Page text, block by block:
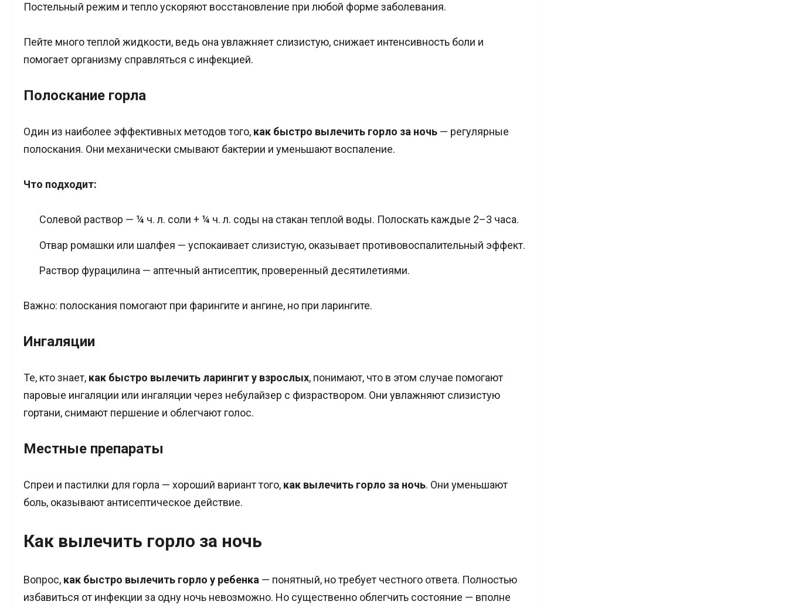
Постельный режим и тепло ускоряют восстановление при любой форме заболевания.
Пейте много теплой жидкости, ведь она увлажняет слизистую, снижает интенсивность боли и
помогает организму справляться с инфекцией.
Полоскание горла
Один из наиболее эффективных методов того, как быстро вылечить горло за ночь — регулярные
полоскания. Они механически смывают бактерии и уменьшают воспаление.
Что подходит:
Солевой раствор — ¼ ч. л. соли + ¼ ч. л. соды на стакан теплой воды. Полоскать каждые 2–3 часа.
Отвар ромашки или шалфея — успокаивает слизистую, оказывает противовоспалительный эффект.
Раствор фурацилина — аптечный антисептик, проверенный десятилетиями.
Важно: полоскания помогают при фарингите и ангине, но при ларингите.
Ингаляции
Те, кто знает, как быстро вылечить ларингит у взрослых, понимают, что в этом случае помогают
паровые ингаляции или ингаляции через небулайзер с физраствором. Они увлажняют слизистую
гортани, снимают першение и облегчают голос.
Местные препараты
Спреи и пастилки для горла — хороший вариант того, как вылечить горло за ночь. Они уменьшают
боль, оказывают антисептическое действие.
Как вылечить горло за ночь
Вопрос, как быстро вылечить горло у ребенка — понятный, но требует честного ответа. Полностью
избавиться от инфекции за одну ночь невозможно. Но существенно облегчить состояние — вполне